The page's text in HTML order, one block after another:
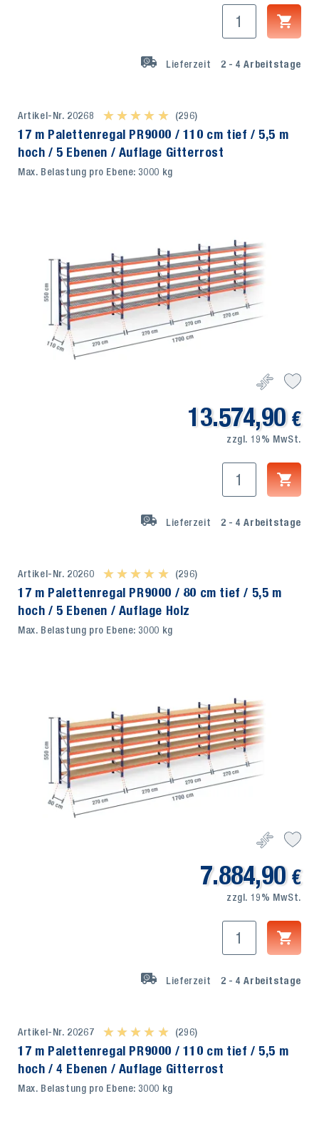
Lieferzeit 2 - 4 Arbeitstage
Artikel-Nr. 20268 ★ ★ ★ ★ ★
★ ★ ★ ★ ★ (296)
17 m Palettenregal PR9000 / 110 cm tief / 5,5 m
hoch / 5 Ebenen / Auflage Gitterrost
Max. Belastung pro Ebene: 3000 kg
13.574,90 €
zzgl. 19% MwSt.
Lieferzeit 2 - 4 Arbeitstage
Artikel-Nr. 20260 ★ ★ ★ ★ ★
★ ★ ★ ★ ★ (296)
17 m Palettenregal PR9000 / 80 cm tief / 5,5 m
hoch / 5 Ebenen / Auflage Holz
Max. Belastung pro Ebene: 3000 kg
7.884,90 €
zzgl. 19% MwSt.
Lieferzeit 2 - 4 Arbeitstage
Artikel-Nr. 20267 ★ ★ ★ ★ ★
★ ★ ★ ★ ★ (296)
17 m Palettenregal PR9000 / 110 cm tief / 5,5 m
hoch / 4 Ebenen / Auflage Gitterrost
Max. Belastung pro Ebene: 3000 kg